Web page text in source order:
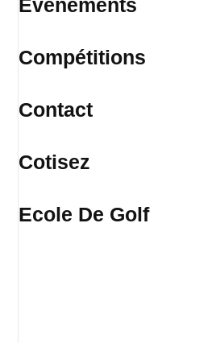
Évènements
Compétitions
Contact
Cotisez
Ecole De Golf